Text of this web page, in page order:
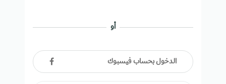
أو
الدخول بحساب فيسبوك